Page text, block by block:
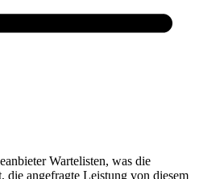
Wartelisten, was die
die angefragte Leistung von diesem